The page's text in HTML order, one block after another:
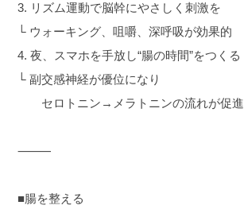
3. リズム運動で脳幹にやさしく刺激を
└ ウォーキング、咀嚼、深呼吸が効果的
4. 夜、スマホを手放し“腸の時間”をつくる
└ 副交感神経が優位になり
セロトニン→メラトニンの流れが促進
⸻
■腸を整える